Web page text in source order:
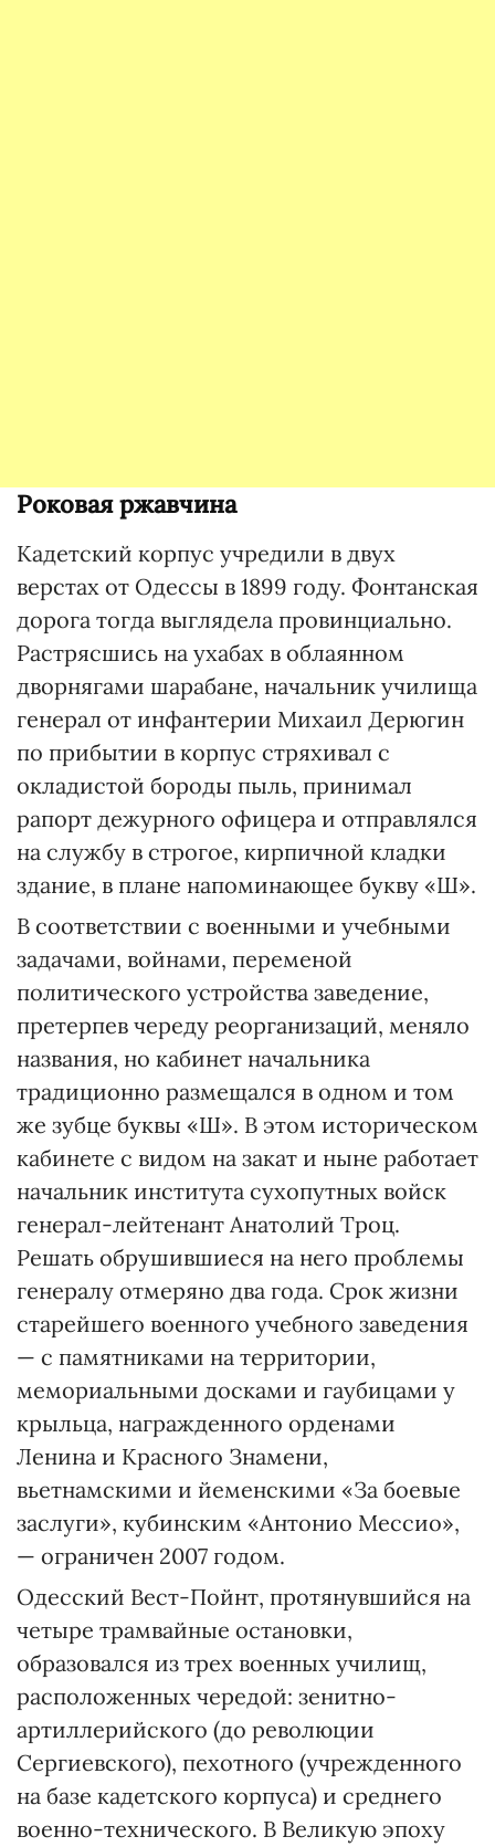
Роковая ржавчина
Кадетский корпус учредили в двух
верстах от Одессы в 1899 году. Фонтанская
дорога тогда выглядела провинциально.
Растрясшись на ухабах в облаянном
дворнягами шарабане, начальник училища
генерал от инфантерии Михаил Дерюгин
по прибытии в корпус стряхивал с
окладистой бороды пыль, принимал
рапорт дежурного офицера и отправлялся
на службу в строгое, кирпичной кладки
здание, в плане напоминающее букву «Ш».
В соответствии с военными и учебными
задачами, войнами, переменой
политического устройства заведение,
претерпев череду реорганизаций, меняло
названия, но кабинет начальника
традиционно размещался в одном и том
же зубце буквы «Ш». В этом историческом
кабинете с видом на закат и ныне работает
начальник института сухопутных войск
генерал-лейтенант Анатолий Троц.
Решать обрушившиеся на него проблемы
генералу отмеряно два года. Срок жизни
старейшего военного учебного заведения
— с памятниками на территории,
мемориальными досками и гаубицами у
крыльца, награжденного орденами
Ленина и Красного Знамени,
вьетнамскими и йеменскими «За боевые
заслуги», кубинским «Антонио Мессио»,
— ограничен 2007 годом.
Одесский Вест-Пойнт, протянувшийся на
четыре трамвайные остановки,
образовался из трех военных училищ,
расположенных чередой: зенитно-
артиллерийского (до революции
Сергиевского), пехотного (учрежденного
на базе кадетского корпуса) и среднего
военно-технического. В Великую эпоху